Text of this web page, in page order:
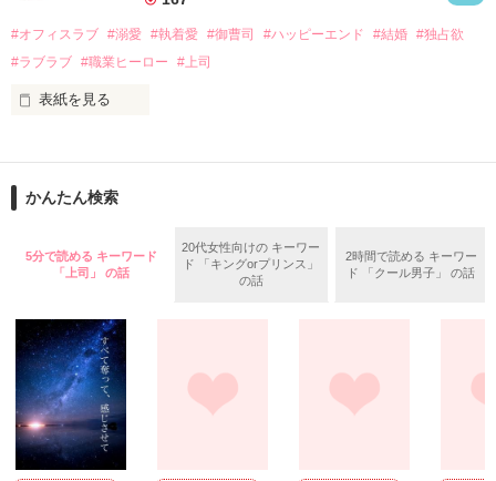
夏木美桜(なつきみお)
鳴海哲平 (なるみてっぺい)
2026.6.5～2026.7.25
＊以前、公開していた話の改稿版です＊
作品を読む
の関係となってしまい――？
#オフィスラブ #溺愛 #執着愛 #御曹司 #ハッピーエンド #結婚 #独占欲
#ラブラブ #職業ヒーロー #上司
表紙を見る
ションの企画戦略室で働いている。
めた、同期で恋人の石垣守（26）がいるのだが、後輩の姫原由
いた。
守と由羅から『便利屋雛子』と馬鹿にされ、一人こっそり泣い
ていた雛子に、企画戦略室の上司である雪瀬鷹哉（29）が
た上、同居まで提案してきて──？
鷹哉『宜しくな、俺の雛子』🦅
雛子『俺の……ひぃ、雛子？！！！』🐥
シゴデキで冷徹な上司が見せる素顔は、なぜか想像以上に甘く
て……🐥💓🦅
かんたん検索
5分で読める キーワード
「上司」 の話
20代女性向けの キーワー
ド 「キングorプリンス」
の話
2時間で読める キーワー
ド 「クール男子」 の話